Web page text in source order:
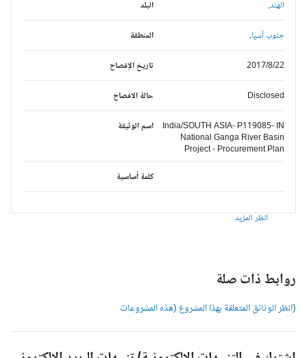
البلد الهند,
المنطقة جنوب آسيا,
تاريخ الإفصاح 2017/8/22
حالة الافصاح Disclosed
اسم الوثيقة
India/SOUTH ASIA- P119085- IN
National Ganga River Basin
Project - Procurement Plan
كلمة أساسية
انظر المزيد
روابط ذات صلة
(انظر الوثائق المتعلقة بهذا المشروع (هذه المشروعات